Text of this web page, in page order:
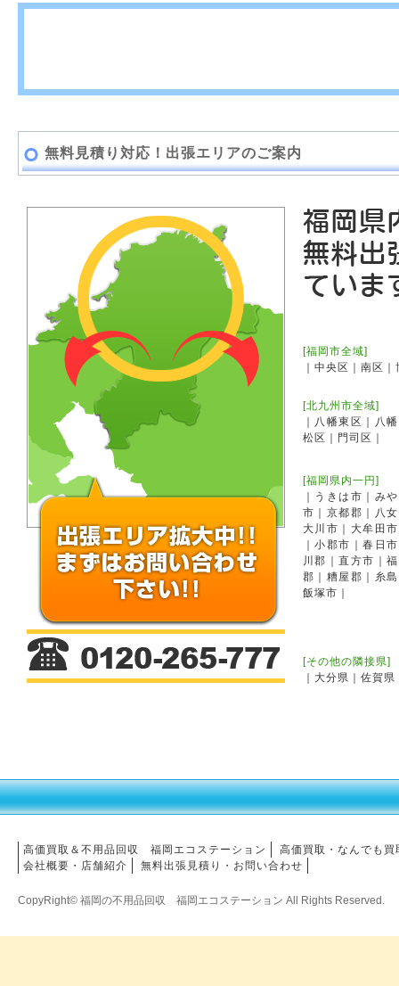
無料見積り対応！出張エリアのご案内
[福岡市全域]
｜中央区｜南区
[北九州市全域]
｜八幡東区｜八
松区｜門司区｜
[福岡県内一円]
｜うきは市｜み
市｜京都郡｜八
大川市｜大牟田
｜小郡市｜春日
川郡｜直方市｜
郡｜糟屋郡｜糸
飯塚市｜
[その他の隣接県]
｜大分県｜佐賀
高価買取＆不用品回収　福岡エコステーション
高価買取・なんでも買
会社概要・店舗紹介
無料出張見積り・お問い合わせ
CopyRight© 福岡の不用品回収 福岡エコステーション All Rights Reserved.